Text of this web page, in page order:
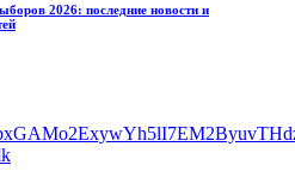
2026: последние новости и